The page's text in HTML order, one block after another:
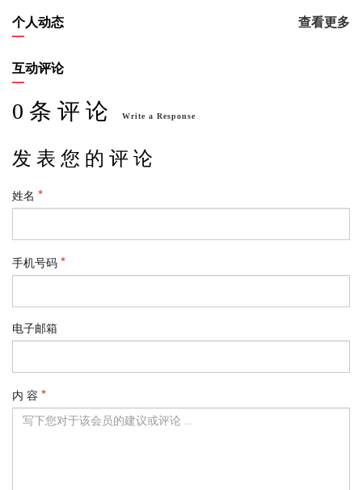
个人动态 查看更多
互动评论
0 条 评 论 Write a Response
发 表 您 的 评 论
姓名
手机号码
电子邮箱
内 容